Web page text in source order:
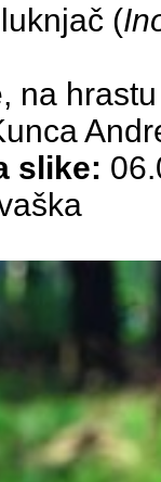
(
na hrastu
slike: